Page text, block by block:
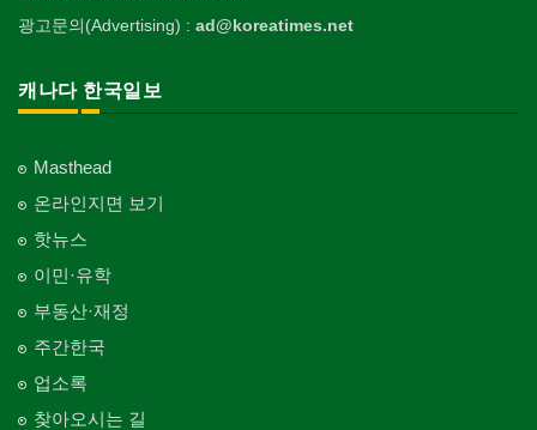
광고문의(Advertising) : ad@koreatimes.net
캐나다 한국일보
Masthead
온라인지면 보기
핫뉴스
이민·유학
부동산·재정
주간한국
업소록
찾아오시는 길